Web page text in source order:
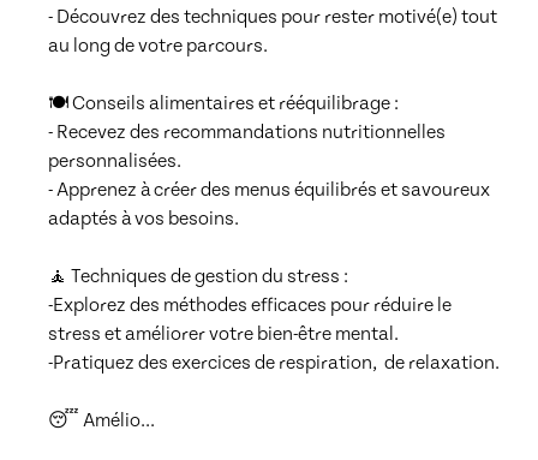
- Découvrez des techniques pour rester motivé(e) tout
au long de votre parcours.
🍽️ Conseils alimentaires et rééquilibrage :
- Recevez des recommandations nutritionnelles
personnalisées.
- Apprenez à créer des menus équilibrés et savoureux
adaptés à vos besoins.
🧘 Techniques de gestion du stress :
-Explorez des méthodes efficaces pour réduire le
stress et améliorer votre bien-être mental.
-Pratiquez des exercices de respiration,  de relaxation.
😴 Amélio...